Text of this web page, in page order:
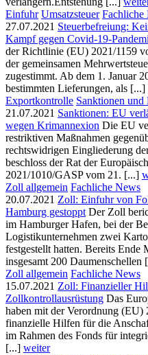
Einfuhr Umsatzsteuer Fachliche
27.07.2021 Steuerbefreiung:
Kampf gegen Covid-19-
der Richtlinie (EU) 2021/1159
der gemeinsamen
zugestimmt. Ab dem 1. Januar
bestimmten Lieferungen, als [...]
Exportkontrolle Sanktionen und
21.07.2021 Sanktionen: EU
wegen Krimannexion Die EU
restriktiven Maßnahmen
rechtswidrigen Eingliederung
beschloss der Rat der
2021/1010/GASP vom 21. [...]
Zoll allgemein Fachliche News
20.07.2021 Zoll: Einfuhr von
Hamburg gestoppt Der Zoll
im Hamburger Hafen, bei der
Logistikunternehmen zwei
festgestellt hatten. Bereits Ende
insgesamt 200 Daumenschellen
Zoll allgemein Fachliche News
15.07.2021 Zoll: Finanzieller
Zollkontrollausrüstung Das
haben mit der Verordnung (EU)
finanzielle Hilfen für die
im Rahmen des Fonds für
[...] weiter